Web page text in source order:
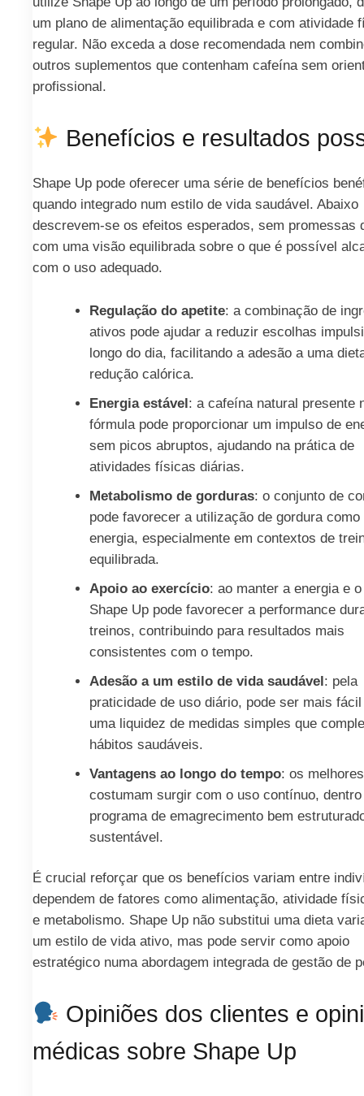
um plano de alimentação equilibrada e com atividade
regular. Não exceda a dose recomendada nem
outros suplementos que contenham cafeína sem
profissional.
Benefícios e resultados
Shape Up pode oferecer uma série de benefícios
quando integrado num estilo de vida saudável. Abaixo
descrevem-se os efeitos esperados, sem promessas
com uma visão equilibrada sobre o que é possível
com o uso adequado.
Regulação do apetite: a combinação de
ativos pode ajudar a reduzir escolhas
longo do dia, facilitando a adesão a uma
redução calórica.
Energia estável: a cafeína natural presente
fórmula pode proporcionar um impulso de
sem picos abruptos, ajudando na prática de
atividades físicas diárias.
Metabolismo de gorduras: o conjunto de
pode favorecer a utilização de gordura como
energia, especialmente em contextos de
equilibrada.
Apoio ao exercício: ao manter a energia e
Shape Up pode favorecer a performance
treinos, contribuindo para resultados mais
consistentes com o tempo.
Adesão a um estilo de vida saudável: pela
praticidade de uso diário, pode ser mais
uma liquidez de medidas simples que
hábitos saudáveis.
Vantagens ao longo do tempo: os
costumam surgir com o uso contínuo,
programa de emagrecimento bem
sustentável.
É crucial reforçar que os benefícios variam entre
dependem de fatores como alimentação, atividade
e metabolismo. Shape Up não substitui uma dieta
um estilo de vida ativo, mas pode servir como apoio
estratégico numa abordagem integrada de gestão de
Opiniões dos clientes e
médicas sobre Shape Up